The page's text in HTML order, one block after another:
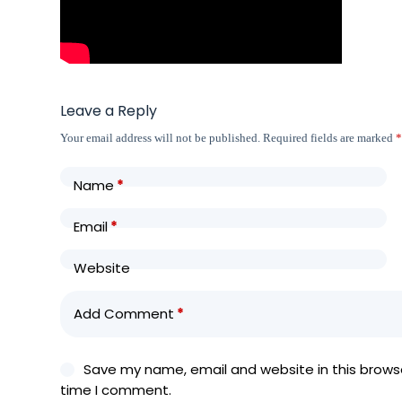
Leave a Reply
Your email address will not be published. Required fields are marked*
Name*
Email*
Website
Add Comment *
Save my name, email and website in this
time I comment.